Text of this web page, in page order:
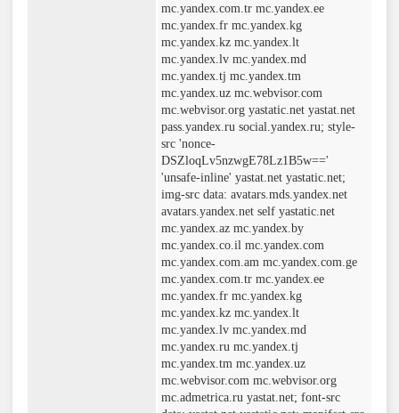
mc.yandex.com.tr mc.yandex.ee
mc.yandex.fr mc.yandex.kg
mc.yandex.kz mc.yandex.lt
mc.yandex.lv mc.yandex.md
mc.yandex.tj mc.yandex.tm
mc.yandex.uz mc.webvisor.com
mc.webvisor.org yastatic.net yastat.net
pass.yandex.ru social.yandex.ru; style-
src 'nonce-
DSZloqLv5nzwgE78Lz1B5w=='
'unsafe-inline' yastat.net yastatic.net;
img-src data: avatars.mds.yandex.net
avatars.yandex.net self yastatic.net
mc.yandex.az mc.yandex.by
mc.yandex.co.il mc.yandex.com
mc.yandex.com.am mc.yandex.com.ge
mc.yandex.com.tr mc.yandex.ee
mc.yandex.fr mc.yandex.kg
mc.yandex.kz mc.yandex.lt
mc.yandex.lv mc.yandex.md
mc.yandex.ru mc.yandex.tj
mc.yandex.tm mc.yandex.uz
mc.webvisor.com mc.webvisor.org
mc.admetrica.ru yastat.net; font-src